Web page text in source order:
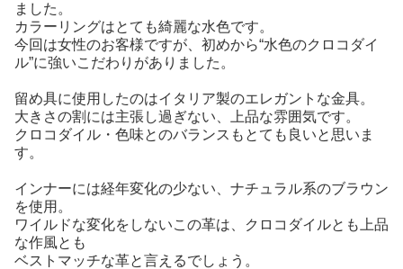
ました。
カラーリングはとても綺麗な水色です。
今回は女性のお客様ですが、初めから“水色のクロコダイ
ル”に強いこだわりがありました。
留め具に使用したのはイタリア製のエレガントな金具。
大きさの割には主張し過ぎない、上品な雰囲気です。
クロコダイル・色味とのバランスもとても良いと思いま
す。
インナーには経年変化の少ない、ナチュラル系のブラウン
を使用。
ワイルドな変化をしないこの革は、クロコダイルとも上品
な作風とも
ベストマッチな革と言えるでしょう。